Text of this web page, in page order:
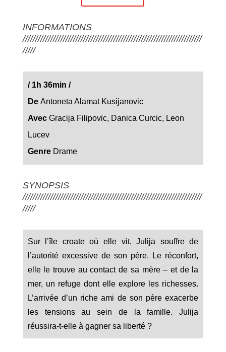
INFORMATIONS
///////////////////////////////////////////////////////////////////////
/////
/1h 36min /
De Antoneta Alamat Kusijanovic
AvecGracija Filipovic, Danica Curcic, Leon
Lucev
Genre Drame
SYNOPSIS
///////////////////////////////////////////////////////////////////////
/////
Sur l’île croate où elle vit, Julija souffre de
l’autorité excessive de son père. Le réconfort,
elle le trouve au contact de sa mère – et de la
mer, un refuge dont elle explore les richesses.
L’arrivée d’un riche ami de son père exacerbe
les tensions au sein de la famille. Julija
réussira-t-elle à gagner sa liberté ?